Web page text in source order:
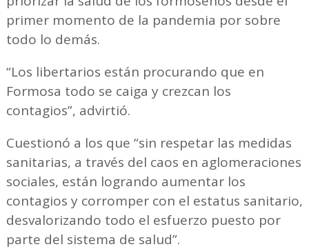
primer momento de la pandemia por sobre
todo lo demás.
“Los libertarios están procurando que en
Formosa todo se caiga y crezcan los
contagios”, advirtió.
Cuestionó a los que “sin respetar las medidas
sanitarias, a través del caos en aglomeraciones
sociales, están logrando aumentar los
contagios y corromper con el estatus sanitario,
desvalorizando todo el esfuerzo puesto por
parte del sistema de salud”.